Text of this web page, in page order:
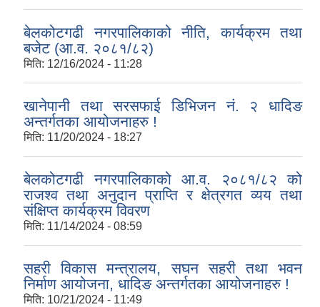
बेलकोटगढी नगरपालिकाको नीति, कार्यक्रम तथा
बजेट (आ.व. २०८१/८२)
मिति: 12/16/2024 - 11:28
खानेपानी तथा सरसफाई डिभिजन नं. २ धादिङ
अन्तर्गतका आयोजनाहरु !
मिति: 11/20/2024 - 18:27
बेलकोटगढी नगरपालिकाको आ.व. २०८१/८२ को
राजश्व तथा अनुदान प्राप्ति र क्षेत्रगत व्यय तथा
संक्षिप्त कार्यक्रम विवरण
मिति: 11/14/2024 - 08:59
सहरी विकास मन्त्रालय, सघन सहरी तथा भवन
निर्माण आयोजना, धादिङ अन्तर्गतका आयोजनाहरु !
मिति: 10/21/2024 - 11:49